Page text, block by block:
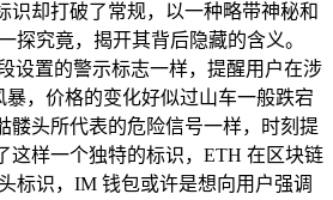
却打破了常规，以一种略带神秘和
究竟，揭开其背后隐藏的含义。
设置的警示标志一样，提醒用户在涉
，价格的变化好似过山车一般跌宕
髅头所代表的危险信号一样，时刻提
这样一个独特的标识，ETH 在区块链
标识，IM 钱包或许是想向用户强调